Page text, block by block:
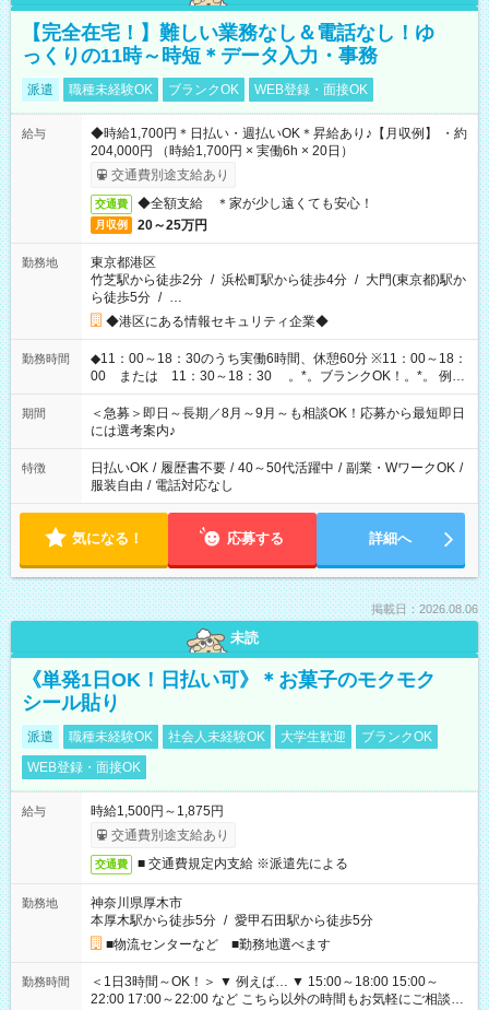
【完全在宅！】難しい業務なし＆電話なし！ゆ
っくりの11時～時短＊データ入力・事務
派遣 職種未経験OK ブランクOK WEB登録・面接OK
給与
◆時給1,700円＊日払い・週払いOK＊昇給あり♪【月収例】 ・約
204,000円 （時給1,700円 × 実働6h × 20日）
交通費別途支給あり
交通費 ◆全額支給 ＊家が少し遠くても安心！
月収例 20～25万円
勤務地
東京都港区
竹芝駅から徒歩2分 / 浜松町駅から徒歩4分 / 大門(東京都)駅か
ら徒歩5分 / …
◆港区にある情報セキュリティ企業◆
勤務時間
◆11：00～18：30のうち実働6時間、休憩60分 ※11：00～18：
00 または 11：30～18：30 。*。ブランクOK！。*。 例え
ば前職が、 在宅/財団法人/事務/コールセンター/受付/販売/カフェ
スタッフ スイーツ販売/ホテルフロント/化粧品販売/など 様々な
業界から入社して活躍されています♪
期間
＜急募＞即日～長期／8月～9月～も相談OK！応募から最短即日
には選考案内♪
特徴 日払いOK / 履歴書不要 / 40～50代活躍中 / 副業・WワークOK /
服装自由 / 電話対応なし
気になる！ 応募する 詳細へ
掲載日：2026.08.06
未読
《単発1日OK！日払い可》＊お菓子のモクモク
シール貼り
派遣 職種未経験OK 社会人未経験OK 大学生歓迎
ブランクOK
WEB登録・面接OK
給与
時給1,500円～1,875円
交通費別途支給あり
交通費 ■ 交通費規定内支給 ※派遣先による
勤務地
神奈川県厚木市
本厚木駅から徒歩5分 / 愛甲石田駅から徒歩5分
■物流センターなど ■勤務地選べます
勤務時間
＜1日3時間～OK！＞ ▼ 例えば… ▼ 15:00～18:00 15:00～
22:00 17:00～22:00 など こちら以外の時間もお気軽にご相談く